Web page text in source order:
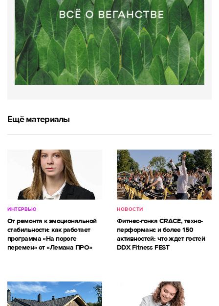
Ещё материалы
ИНТЕРВЬЮ
От ремонта к эмоциональной
стабильности: как работает
программа «На пороге
перемен» от «Лемана ПРО»
НОВОСТИ
Фитнес-гонка CRACE, техно-
перформанс и более 150
активностей: что ждет гостей
DDX Fitness FEST